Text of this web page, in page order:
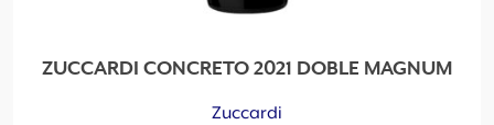
ZUCCARDI CONCRETO 2021 DOBLE MAGNUM
Zuccardi